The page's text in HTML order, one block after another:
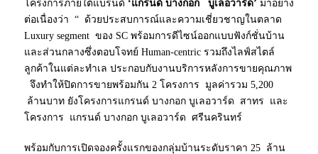
โครงการภายใต้แบรนด์ ‘แกรนด์ บางกอก บูเลอวาร์ด’ มาอย่าง
ต่อเนื่องว่า “ ด้วยประสบการณ์และความเชี่ยวชาญในตลาด
Luxury segment ของ SC พร้อมการดีไซน์ออกแบบฟังก์ชั่นบ้าน
และส่วนกลางซึ่งตอบโจทย์ Human-centric รวมถึงไลฟ์สไตล์
ลูกค้าในแต่ละทำเล ประกอบกับงานบริการหลังการขายคุณภาพ
จึงทำให้ปิดการขายพร้อมกัน 2 โครงการ มูลค่ารวม 5,200
ล้านบาท ยังโครงการแกรนด์ บางกอก บูเลอวาร์ด สาทร และ
โครงการ แกรนด์ บางกอก บูเลอวาร์ด ศรีนครินทร์
พร้อมกับการเปิดจองครั้งแรกของกลุ่มบ้านระดับราคา 25 ล้าน